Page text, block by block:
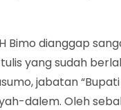
Bimo dianggap
yang sudah
jabatan
dalem. Oleh